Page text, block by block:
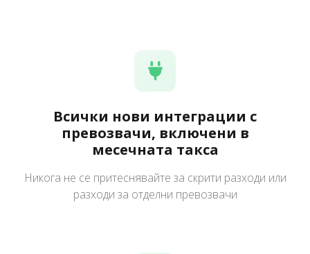
Всички нови интеграции с
превозвачи, включени в
месечната такса
Никога не се притеснявайте за скрити разходи или
разходи за отделни превозвачи